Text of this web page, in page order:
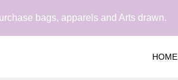
bags, apparels and Arts drawn.
HOME